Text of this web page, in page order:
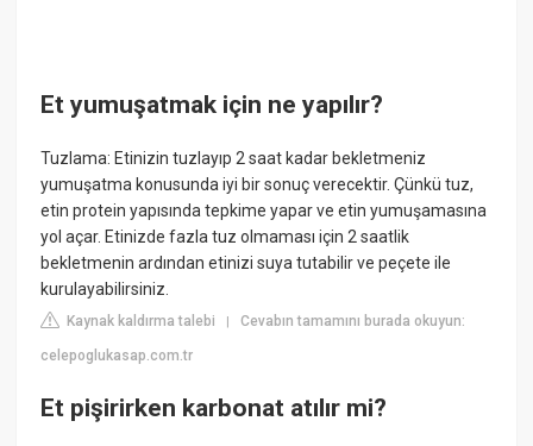
Et yumuşatmak için ne yapılır?
Tuzlama: Etinizin tuzlayıp 2 saat kadar bekletmeniz
yumuşatma konusunda iyi bir sonuç verecektir. Çünkü tuz,
etin protein yapısında tepkime yapar ve etin yumuşamasına
yol açar. Etinizde fazla tuz olmaması için 2 saatlik
bekletmenin ardından etinizi suya tutabilir ve peçete ile
kurulayabilirsiniz.
Kaynak kaldırma talebi |Cevabın tamamını burada okuyun:
celepoglukasap.com.tr
Et pişirirken karbonat atılır mi?